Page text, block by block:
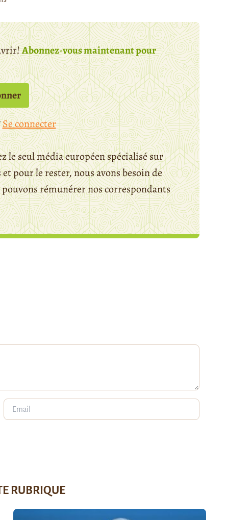
Abonnez-vous maintenant pour
Se connecter
le seul média européen spécialisé sur
pour le rester, nous avons besoin de
rémunérer nos correspondants
RUBRIQUE